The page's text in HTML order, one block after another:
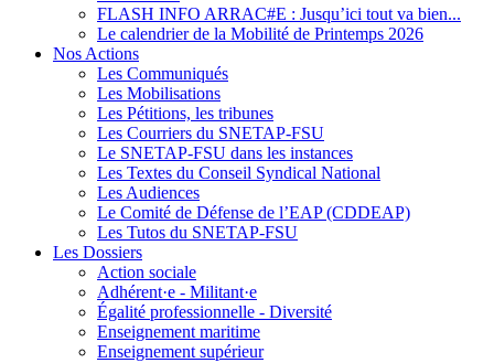
FLASH INFO ARRAC#E : Jusqu’ici tout va bien...
Le calendrier de la Mobilité de Printemps 2026
Nos Actions
Les Communiqués
Les Mobilisations
Les Pétitions, les tribunes
Les Courriers du SNETAP-FSU
Le SNETAP-FSU dans les instances
Les Textes du Conseil Syndical National
Les Audiences
Le Comité de Défense de l’EAP (CDDEAP)
Les Tutos du SNETAP-FSU
Les Dossiers
Action sociale
Adhérent·e - Militant·e
Égalité professionnelle - Diversité
Enseignement maritime
Enseignement supérieur